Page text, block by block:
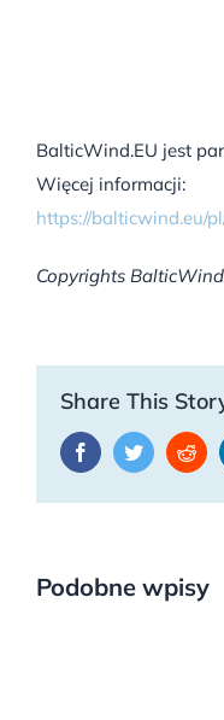
BalticWind.EU jest
Więcej informacji:
https://balticwind.eu/
Copyrights
Share This
FacebookTwitter
Podobne wpisy